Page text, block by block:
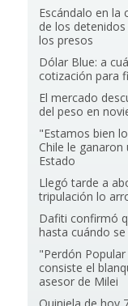
Escándalo en la
de los
los presos
Dólar Blue: a
cotización para
El mercado
del peso en
"Estamos bien
Chile le
Estado
Llegó tarde a
tripulación lo
Dafiti confirmó
hasta cuándo
"Perdón
consiste el
asesor de Milei